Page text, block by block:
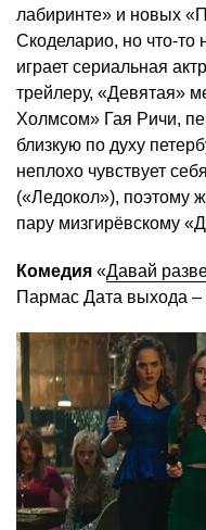
лабиринте» и новых
Скоделарио, но что-то
играет сериальная
трейлеру, «Девятая»
Холмсом» Гая Ричи,
близкую по духу
неплохо чувствует
(«Ледокол»), поэтому
пару мизгирёвскому
Комедия «Давай
Пармас Дата выхода –